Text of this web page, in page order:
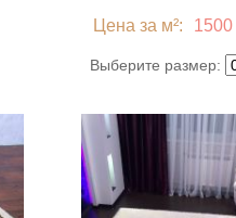
Цена за м²:
1500
Выберите размер: